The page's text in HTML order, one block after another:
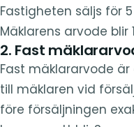
Fastigheten säljs för
Mäklarens arvode blir
2. Fast
Fast mäklararvode
till mäklaren vid
före försäljningen